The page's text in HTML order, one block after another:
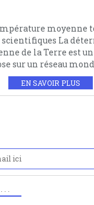
moyenne
scientifiques La
de la Terre est un
sur un réseau
EN SAVOIR PLUS
. .